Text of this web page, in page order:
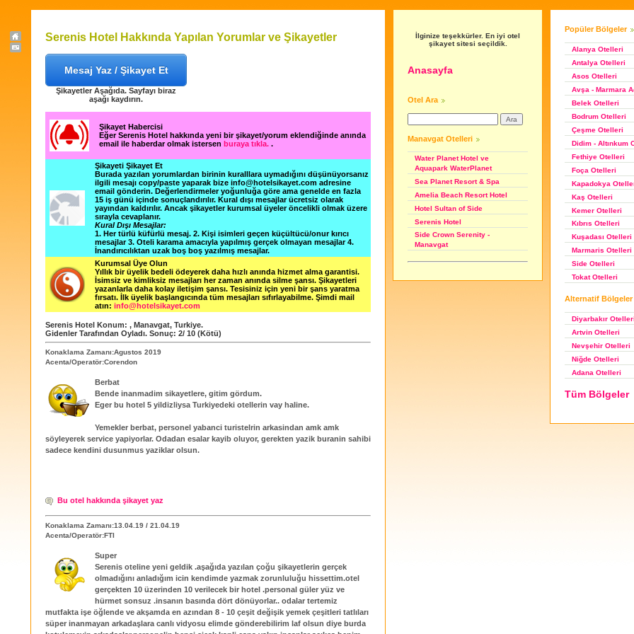
Serenis Hotel Hakkında Yapılan Yorumlar ve Şikayetler
Mesaj Yaz / Şikayet Et
Şikayetler Aşağıda. Sayfayı biraz
aşağı kaydırın.
Şikayet Habercisi
Eğer Serenis Hotel hakkında yeni bir şikayet/yorum eklendiğinde anında
email ile haberdar olmak istersen buraya tıkla. .
Şikayeti Şikayet Et
Burada yazılan yorumlardan birinin kuralllara uymadığını düşünüyorsanız
ilgili mesajı copy/paste yaparak bize info@hotelsikayet.com adresine
email gönderin. Değerlendirmeler yoğunluğa göre ama genelde en fazla
15 iş günü içinde sonuçlandırılır. Kural dışı mesajlar ücretsiz olarak
yayından kaldırılır. Ancak şikayetler kurumsal üyeler öncelikli olmak üzere
sırayla cevaplanır.
Kural Dışı Mesajlar:
1. Her türlü küfürlü mesaj. 2. Kişi isimleri geçen küçültücü/onur kırıcı
mesajlar 3. Oteli karama amacıyla yapılmış gerçek olmayan mesajlar 4.
İnandırıcılıktan uzak boş boş yazılmış mesajlar.
Kurumsal Üye Olun
Yıllık bir üyelik bedeli ödeyerek daha hızlı anında hizmet alma garantisi.
İsimsiz ve kimliksiz mesajları her zaman anında silme şansı. Şikayetleri
yazanlarla daha kolay iletişim şansı. Tesisiniz için yeni bir şans yaratma
fırsatı. İlk üyelik başlangıcında tüm mesajları sıfırlayabilme. Şimdi mail
atın: info@hotelsikayet.com
Serenis Hotel Konum: , Manavgat, Turkiye.
Gidenler Tarafından Oyladı. Sonuç: 2/ 10 (Kötü)
Konaklama Zamanı:Agustos 2019
Acenta/Operatör:Corendon
Berbat
Bende inanmadim sikayetlere, gitim gördum.
Eger bu hotel 5 yildizliysa Turkiyedeki otellerin vay haline.
Yemekler berbat, personel yabanci turistelrin arkasindan amk amk
söyleyerek service yapiyorlar. Odadan esalar kayib oluyor, gerekten yazik buranin sahibi
sadece kendini dusunmus yaziklar olsun.
Bu otel hakkında şikayet yaz
Konaklama Zamanı:13.04.19 / 21.04.19
Acenta/Operatör:FTI
Super
Serenis oteline yeni geldik .aşağıda yazılan çoğu şikayetlerin gerçek
olmadığını anladığım icin kendimde yazmak zorunluluğu hissettim.otel
gerçekten 10 üzerinden 10 verilecek bir hotel .personal güler yüz ve
hürmet sonsuz .insanın basında dört dönüyorlar.. odalar tertemiz
mutfakta işe öğlende ve akşamda en azından 8 - 10 çeşit değişik yemek çeşitleri tatlıları
süper inanmayan arkadaşlara canlı vidyosu elimde gönderebilirim laf olsun diye burda
İlginize teşekkürler. En iyi otel
şikayet sitesi seçildik.
Anasayfa
Otel Ara
Manavgat Otelleri
Water Planet Hotel ve
Aquapark WaterPlanet
Sea Planet Resort & Spa
Amelia Beach Resort Hotel
Hotel Sultan of Side
Serenis Hotel
Side Crown Serenity -
Manavgat
Popüler Bölgeler
Alanya Otelleri
Antalya Otelleri
Asos Otelleri
Avşa - Marmara
Belek Otelleri
Bodrum Otelleri
Çeşme Otelleri
Didim - Altınkum
Fethiye Otelleri
Foça Otelleri
Kapadokya
Kaş Otelleri
Kemer Otelleri
Kıbrıs Otelleri
Kuşadası Otelleri
Marmaris Otelleri
Side Otelleri
Tokat Otelleri
Alternatif Bölgeler
Diyarbakır
Artvin Otelleri
Nevşehir Otelleri
Niğde Otelleri
Adana Otelleri
Tüm Bölgeler